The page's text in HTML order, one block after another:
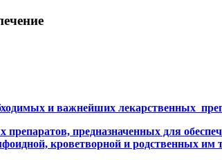
и важнейших лекарственных
препаратов, предназначенных для
кроветворной и родственных им